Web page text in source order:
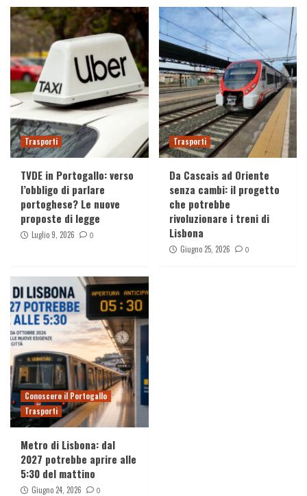
3
Racconti
Il Cammino di Santiago – Correre senza
motivo
4
Viaggi
Booking.com hackerata: fuga di dati degli
utenti, cosa è successo davvero
Come il video con il drone dalla favela
Rocinha ha conquistato il mondo (e perché
tutti lo stanno copiando)
Trasporti
TVDE in Portogallo: verso
l’obbligo di parlare
portoghese? Le nuove
proposte di legge
Luglio 9, 2026 0
Trasporti
Da Cascais ad Oriente
senza cambi: il progetto
che potrebbe
rivoluzionare i treni di
Lisbona
Giugno 25, 2026 0
Conoscere il Portogallo
Trasporti
Metro di Lisbona: dal
2027 potrebbe aprire alle
5:30 del mattino
Giugno 24, 2026 0